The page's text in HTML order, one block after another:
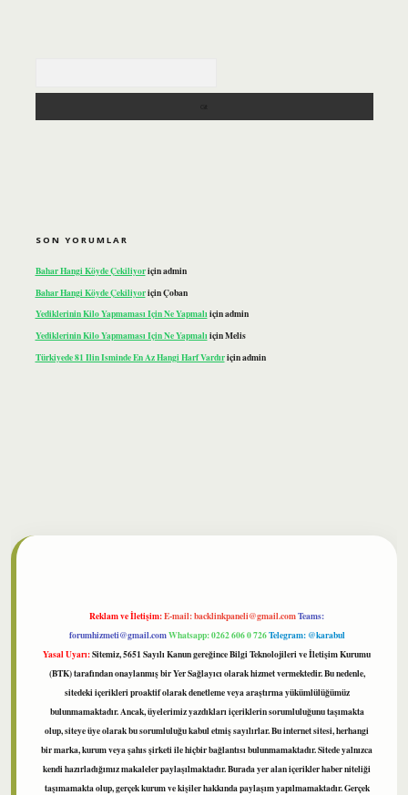
SON YORUMLAR
Bahar Hangi Köyde Çekiliyoriçinadmin
Bahar Hangi Köyde ÇekiliyoriçinÇoban
Yediklerinin Kilo Yapmaması Için Ne Yapmalıiçinadmin
Yediklerinin Kilo Yapmaması Için Ne YapmalıiçinMelis
Türkiyede 81 Ilin Isminde En Az Hangi Harf Vardıriçinadmin
Reklam ve İletişim:E-mail:backlinkpaneli@gmail.comTeams:
forumhizmeti@gmail.comWhatsapp: 0262 606 0 726Telegram: @karabul
Yasal Uyarı:Sitemiz, 5651 Sayılı Kanun gereğince Bilgi Teknolojileri ve İletişim Kurumu
(BTK) tarafından onaylanmış bir Yer Sağlayıcı olarak hizmet vermektedir. Bu nedenle,
sitedeki içerikleri proaktif olarak denetleme veya araştırma yükümlülüğümüz
bulunmamaktadır. Ancak, üyelerimiz yazdıkları içeriklerin sorumluluğunu taşımakta
olup, siteye üye olarak bu sorumluluğu kabul etmiş sayılırlar. Bu internet sitesi, herhangi
bir marka, kurum veya şahıs şirketi ile hiçbir bağlantısı bulunmamaktadır. Sitede yalnızca
kendi hazırladığımız makaleler paylaşılmaktadır. Burada yer alan içerikler haber niteliği
taşımamakta olup, gerçek kurum ve kişiler hakkında paylaşım yapılmamaktadır. Gerçek